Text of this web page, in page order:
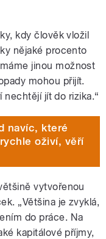
kdy člověk vložil
nějaké procento
jinou možnost
mohou přijít.
jít do rizika.“
navíc, které
oživí, věří
vytvořenou
„Většina je zvyklá,
do práce. Na
kapitálové příjmy,